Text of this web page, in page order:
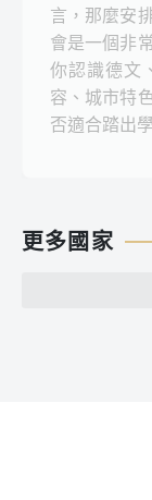
言，那麼安
會是一個非
你認識德文
容、城市特
否適合踏出
更多國家